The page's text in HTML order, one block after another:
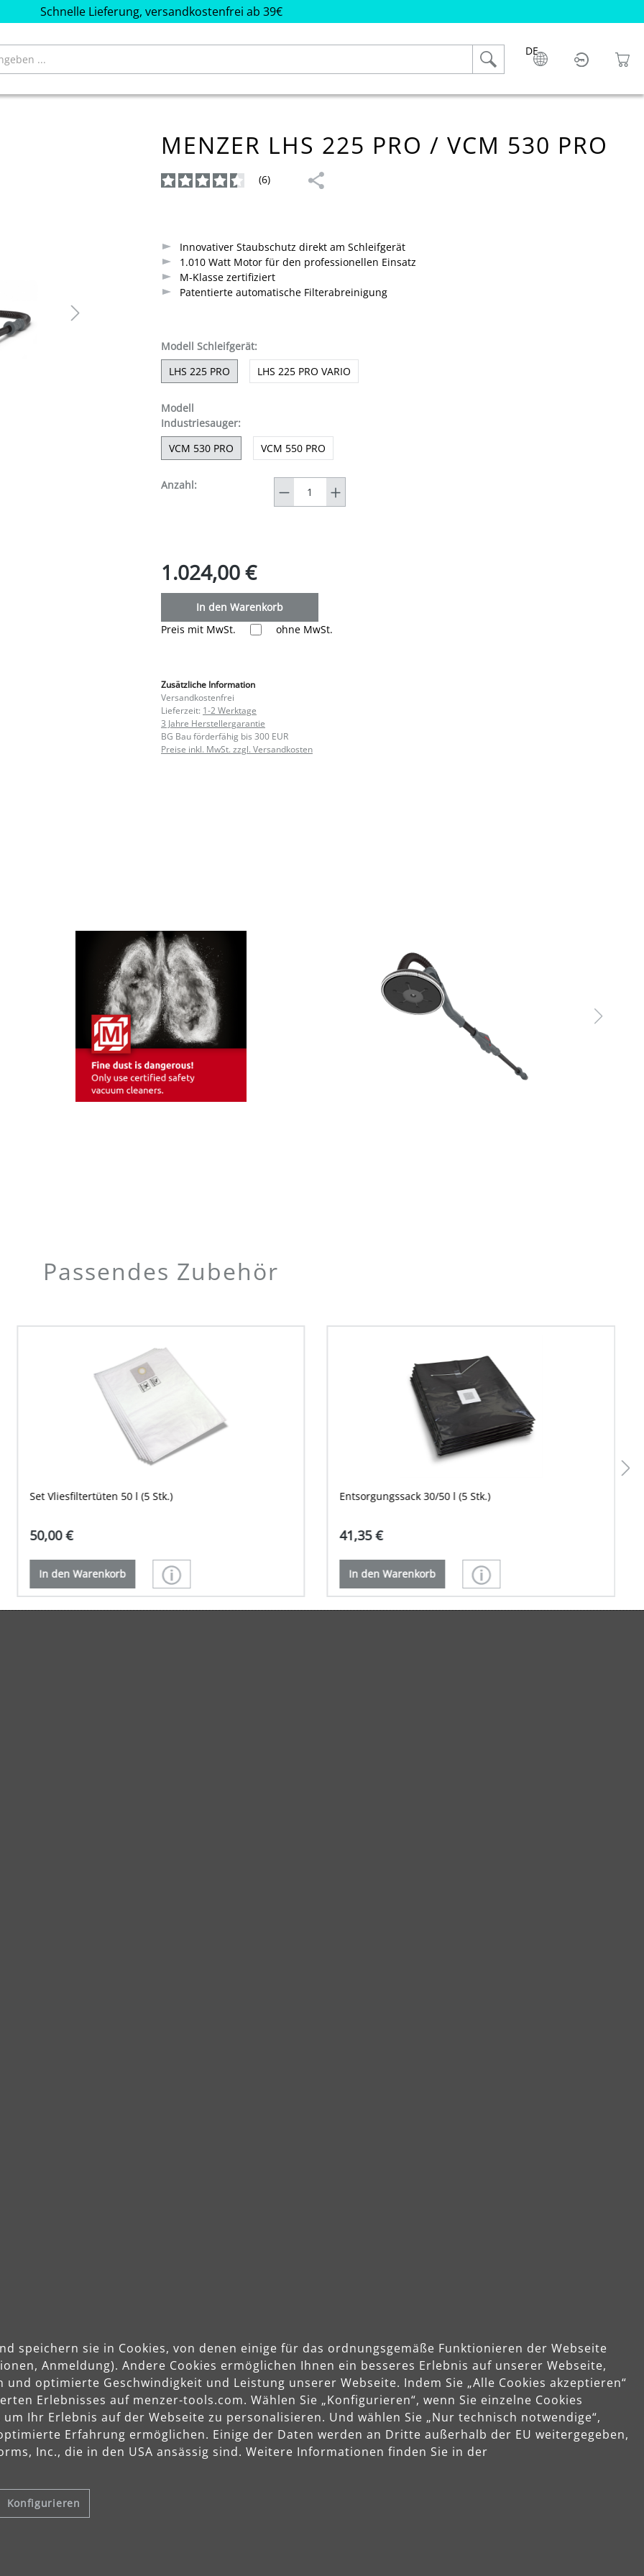
Schnelle Lieferung, versandkostenfrei ab 39€
DE
MENZER LHS 225 PRO / VCM 530 PRO
(6)
Innovativer Staubschutz direkt am Schleifgerät
1.010 Watt Motor für den professionellen Einsatz
M-Klasse zertifiziert
Patentierte automatische Filterabreinigung
Modell Schleifgerätauswählen
:
LHS 225 PRO
LHS 225 PRO VARIO
Modell
Industriesaugerauswählen
:
VCM 530 PRO
VCM 550 PRO
Anzahl:
1.024,00 €
In den Warenkorb
Preis mit MwSt.
ohne MwSt.
Zusätzliche Information
Versandkostenfrei
Lieferzeit: 1-2 Werktage
3 Jahre Herstellergarantie
BG Bau förderfähig bis 300 EUR
Preise inkl. MwSt. zzgl. Versandkosten
Passendes Zubehör
Set Vliesfiltertüten 50 l (5 Stk.)
50,00 €
In den Warenkorb
Entsorgungssack 30/50 l (5 Stk.)
41,35 €
In den Warenkorb
MENZER LHS 225 PRO
speichern sie in Cookies, von denen einige für das ordnungsgemäße Funktionieren der Webseite
Anmeldung). Andere Cookies ermöglichen Ihnen ein besseres Erlebnis auf unserer Webseite,
optimierte Geschwindigkeit und Leistung unserer Webseite. Indem Sie „Alle Cookies akzeptieren“
Erlebnisses auf menzer-tools.com. Wählen Sie „Konfigurieren“, wenn Sie einzelne Cookies
Ihr Erlebnis auf der Webseite zu personalisieren. Und wählen Sie „Nur technisch notwendige“,
Erfahrung ermöglichen. Einige der Daten werden an Dritte außerhalb der EU weitergegeben,
Inc., die in den USA ansässig sind. Weitere Informationen finden Sie in der
Konfigurieren